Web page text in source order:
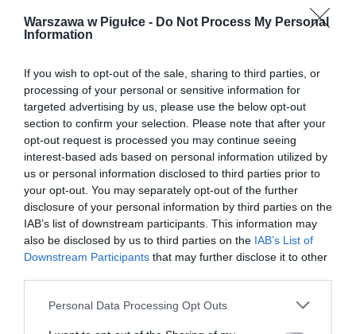
Warszawa w Pigułce - Do Not Process My Personal
Information
If you wish to opt-out of the sale, sharing to third parties, or
processing of your personal or sensitive information for
targeted advertising by us, please use the below opt-out
section to confirm your selection. Please note that after your
opt-out request is processed you may continue seeing
interest-based ads based on personal information utilized by
us or personal information disclosed to third parties prior to
your opt-out. You may separately opt-out of the further
disclosure of your personal information by third parties on the
IAB’s list of downstream participants. This information may
also be disclosed by us to third parties on the IAB’s List of
Downstream Participants that may further disclose it to other
Personal Data Processing Opt Outs